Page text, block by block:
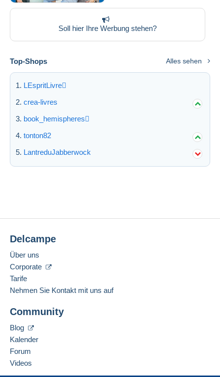
Soll hier Ihre Werbung stehen?
Top-Shops Alles sehen
LEspritLivre
crea-livres
book_hemispheres
tonton82
LantreduJabberwock
Delcampe
Über uns
Corporate
Tarife
Nehmen Sie Kontakt mit uns auf
Community
Blog
Kalender
Forum
Videos